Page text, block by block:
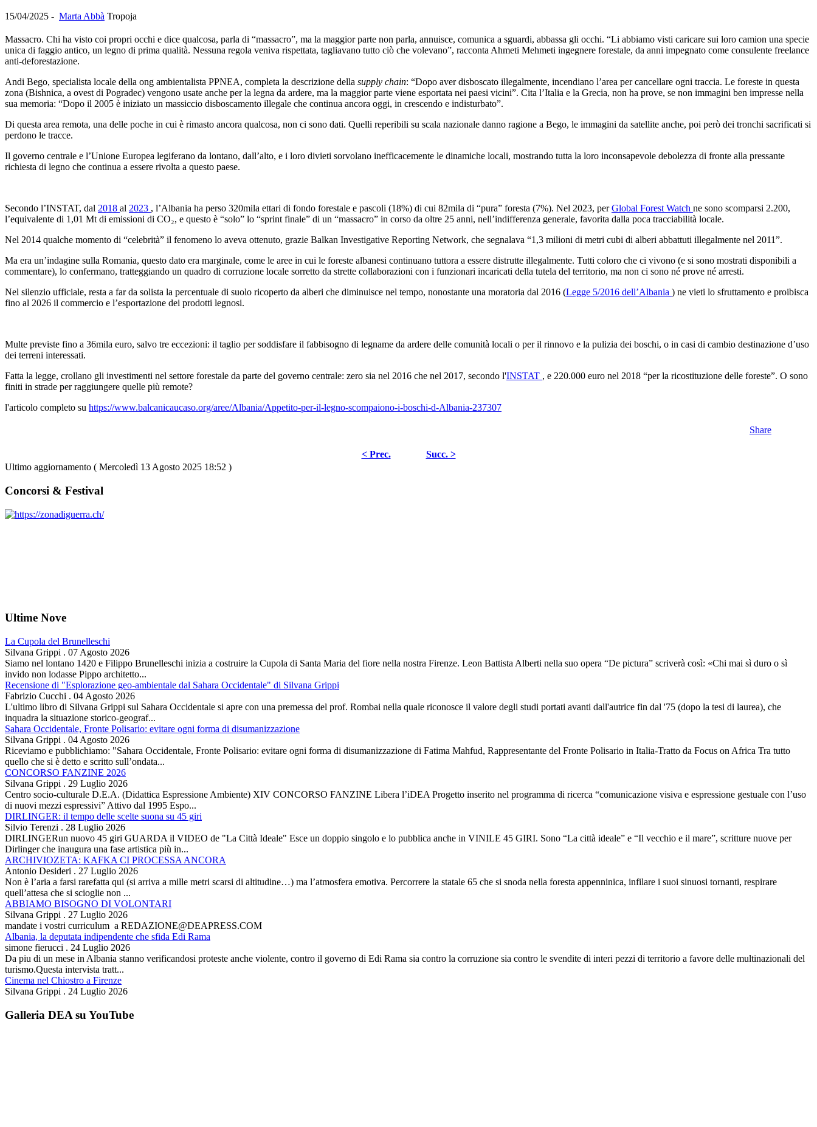
15/04/2025 - Marta Abbà Tropoja
Massacro. Chi ha visto coi propri occhi e dice qualcosa, parla di “massacro”, ma la maggior parte non parla, annuisce, comunica a sguardi, abbassa gli occhi. “Li abbiamo visti caricare sui loro camion una specie
unica di faggio antico, un legno di prima qualità. Nessuna regola veniva rispettata, tagliavano tutto ciò che volevano”, racconta Ahmeti Mehmeti ingegnere forestale, da anni impegnato come consulente freelance
anti-deforestazione.
Andi Bego, specialista locale della ong ambientalista PPNEA, completa la descrizione della supply chain: “Dopo aver disboscato illegalmente, incendiano l’area per cancellare ogni traccia. Le foreste in questa
zona (Bishnica, a ovest di Pogradec) vengono usate anche per la legna da ardere, ma la maggior parte viene esportata nei paesi vicini”. Cita l’Italia e la Grecia, non ha prove, se non immagini ben impresse nella
sua memoria: “Dopo il 2005 è iniziato un massiccio disboscamento illegale che continua ancora oggi, in crescendo e indisturbato”.
Di questa area remota, una delle poche in cui è rimasto ancora qualcosa, non ci sono dati. Quelli reperibili su scala nazionale danno ragione a Bego, le immagini da satellite anche, poi però dei tronchi sacrificati si
perdono le tracce.
Il governo centrale e l’Unione Europea legiferano da lontano, dall’alto, e i loro divieti sorvolano inefficacemente le dinamiche locali, mostrando tutta la loro inconsapevole debolezza di fronte alla pressante
richiesta di legno che continua a essere rivolta a questo paese.
Secondo l’INSTAT, dal 2018 al 2023 , l’Albania ha perso 320mila ettari di fondo forestale e pascoli (18%) di cui 82mila di “pura” foresta (7%). Nel 2023, perGlobal Forest Watch ne sono scomparsi 2.200,
l’equivalente di 1,01 Mt di emissioni di CO₂, e questo è “solo” lo “sprint finale” di un “massacro” in corso da oltre 25 anni, nell’indifferenza generale, favorita dalla poca tracciabilità locale.
Nel 2014 qualche momento di “celebrità” il fenomeno lo aveva ottenuto, grazie Balkan Investigative Reporting Network, che segnalava “1,3 milioni di metri cubi di alberi abbattuti illegalmente nel 2011”.
Ma era un’indagine sulla Romania, questo dato era marginale, come le aree in cui le foreste albanesi continuano tuttora a essere distrutte illegalmente. Tutti coloro che ci vivono (e si sono mostrati disponibili a
commentare), lo confermano, tratteggiando un quadro di corruzione locale sorretto da strette collaborazioni con i funzionari incaricati della tutela del territorio, ma non ci sono né prove né arresti.
Nel silenzio ufficiale, resta a far da solista la percentuale di suolo ricoperto da alberi che diminuisce nel tempo, nonostante una moratoria dal 2016 (Legge 5/2016 dell’Albania ) ne vieti lo sfruttamento e proibisca
fino al 2026 il commercio e l’esportazione dei prodotti legnosi.
Multe previste fino a 36mila euro, salvo tre eccezioni: il taglio per soddisfare il fabbisogno di legname da ardere delle comunità locali o per il rinnovo e la pulizia dei boschi, o in casi di cambio destinazione d’uso
dei terreni interessati.
Fatta la legge, crollano gli investimenti nel settore forestale da parte del governo centrale: zero sia nel 2016 che nel 2017, secondo l'INSTAT , e 220.000 euro nel 2018 “per la ricostituzione delle foreste”. O sono
finiti in strade per raggiungere quelle più remote?
l'articolo completo su https://www.balcanicaucaso.org/aree/Albania/Appetito-per-il-legno-scompaiono-i-boschi-d-Albania-237307
Share
< Prec.
Succ. >
Ultimo aggiornamento ( Mercoledì 13 Agosto 2025 18:52 )
Concorsi & Festival
Ultime Nove
La Cupola del Brunelleschi
Silvana Grippi . 07 Agosto 2026
Siamo nel lontano 1420 e Filippo Brunelleschi inizia a costruire la Cupola di Santa Maria del fiore nella nostra Firenze. Leon Battista Alberti nella suo opera “De pictura” scriverà così: «Chi mai sì duro o sì
invido non lodasse Pippo architetto...
Recensione di "Esplorazione geo-ambientale dal Sahara Occidentale" di Silvana Grippi
Fabrizio Cucchi . 04 Agosto 2026
L'ultimo libro di Silvana Grippi sul Sahara Occidentale si apre con una premessa del prof. Rombai nella quale riconosce il valore degli studi portati avanti dall'autrice fin dal '75 (dopo la tesi di laurea), che
inquadra la situazione storico-geograf...
Sahara Occidentale, Fronte Polisario: evitare ogni forma di disumanizzazione
Silvana Grippi . 04 Agosto 2026
Riceviamo e pubblichiamo: "Sahara Occidentale, Fronte Polisario: evitare ogni forma di disumanizzazione di Fatima Mahfud, Rappresentante del Fronte Polisario in Italia-Tratto da Focus on Africa Tra tutto
quello che si è detto e scritto sull’ondata...
CONCORSO FANZINE 2026
Silvana Grippi . 29 Luglio 2026
Centro socio-culturale D.E.A. (Didattica Espressione Ambiente) XIV CONCORSO FANZINE Libera l’iDEA Progetto inserito nel programma di ricerca “comunicazione visiva e espressione gestuale con l’uso
di nuovi mezzi espressivi” Attivo dal 1995 Espo...
DIRLINGER: il tempo delle scelte suona su 45 giri
Silvio Terenzi . 28 Luglio 2026
DIRLINGERun nuovo 45 giri GUARDA il VIDEO de "La Città Ideale" Esce un doppio singolo e lo pubblica anche in VINILE 45 GIRI. Sono “La città ideale” e “Il vecchio e il mare”, scritture nuove per
Dirlinger che inaugura una fase artistica più in...
ARCHIVIOZETA: KAFKA CI PROCESSA ANCORA
Antonio Desideri . 27 Luglio 2026
Non è l’aria a farsi rarefatta qui (si arriva a mille metri scarsi di altitudine…) ma l’atmosfera emotiva. Percorrere la statale 65 che si snoda nella foresta appenninica, infilare i suoi sinuosi tornanti, respirare
quell’attesa che si scioglie non ...
ABBIAMO BISOGNO DI VOLONTARI
Silvana Grippi . 27 Luglio 2026
mandate i vostri curriculum a REDAZIONE@DEAPRESS.COM
Albania, la deputata indipendente che sfida Edi Rama
simone fierucci . 24 Luglio 2026
Da piu di un mese in Albania stanno verificandosi proteste anche violente, contro il governo di Edi Rama sia contro la corruzione sia contro le svendite di interi pezzi di territorio a favore delle multinazionali del
turismo.Questa intervista tratt...
Cinema nel Chiostro a Firenze
Silvana Grippi . 24 Luglio 2026
Galleria DEA su YouTube